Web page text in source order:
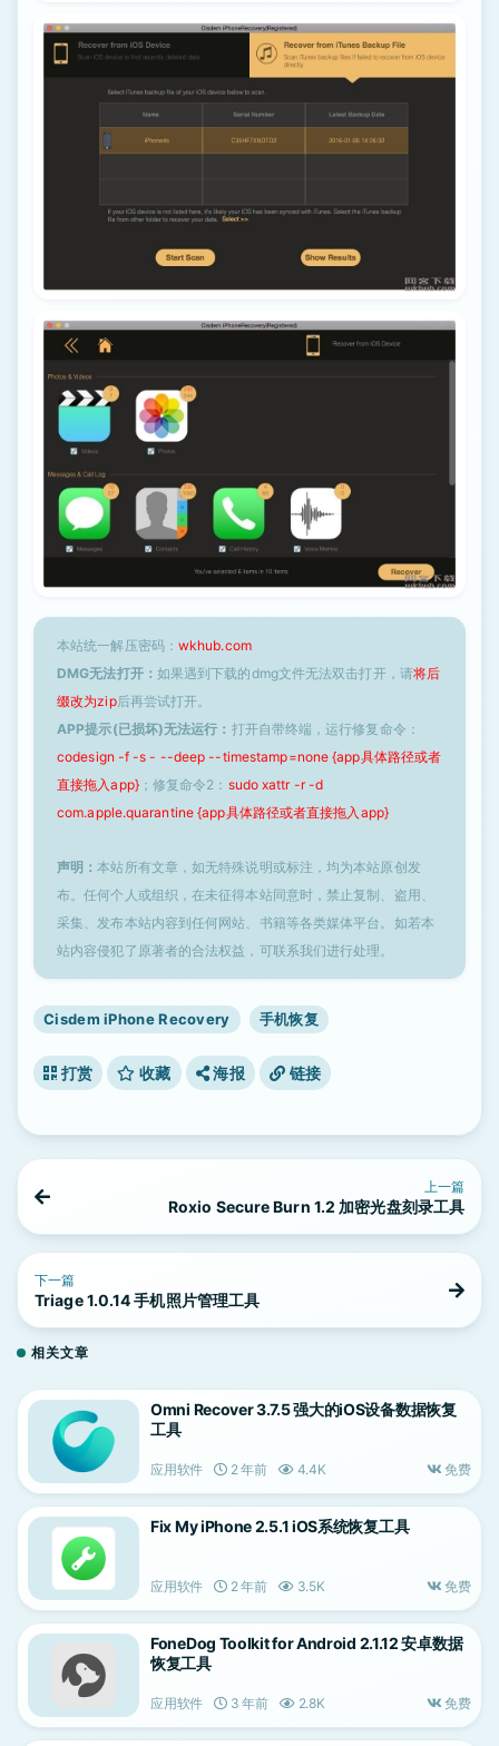
本站统一解压密码： wkhub.com
DMG无法打开： 如果遇到下载的dmg文件无法双击打开，请将后
缀改为zip后再尝试打开。
APP提示(已损坏)无法运行： 打开自带终端，运行修复命令：
codesign -f -s - --deep --timestamp=none {app具体路径或者
直接拖入app}；修复命令2： sudo xattr -r -d
com.apple.quarantine {app具体路径或者直接拖入app}
声明：本站所有文章，如无特殊说明或标注，均为本站原创发
布。任何个人或组织，在未征得本站同意时，禁止复制、盗用、
采集、发布本站内容到任何网站、书籍等各类媒体平台。如若本
站内容侵犯了原著者的合法权益，可联系我们进行处理。
Cisdem iPhone Recovery 手机恢复
打赏 收藏 海报 链接
上一篇
Roxio Secure Burn 1.2 加密光盘刻录工具
下一篇
Triage 1.0.14 手机照片管理工具
相关文章
Omni Recover 3.7.5 强大的iOS设备数据恢复
工具
应用软件 2 年前 4.4K 免费
Fix My iPhone 2.5.1 iOS系统恢复工具
应用软件 2 年前 3.5K 免费
FoneDog Toolkit for Android 2.1.12 安卓数据
恢复工具
应用软件 3 年前 2.8K 免费